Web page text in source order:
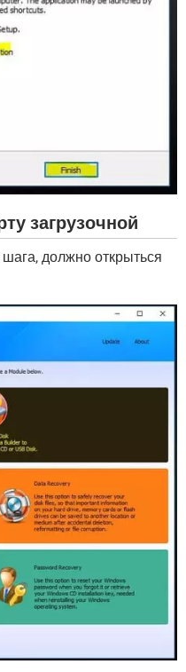
загрузочной
должно открыться